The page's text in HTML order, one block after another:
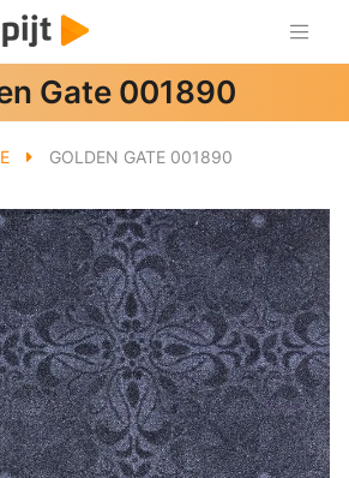
Gate 001890
GOLDEN GATE 001890